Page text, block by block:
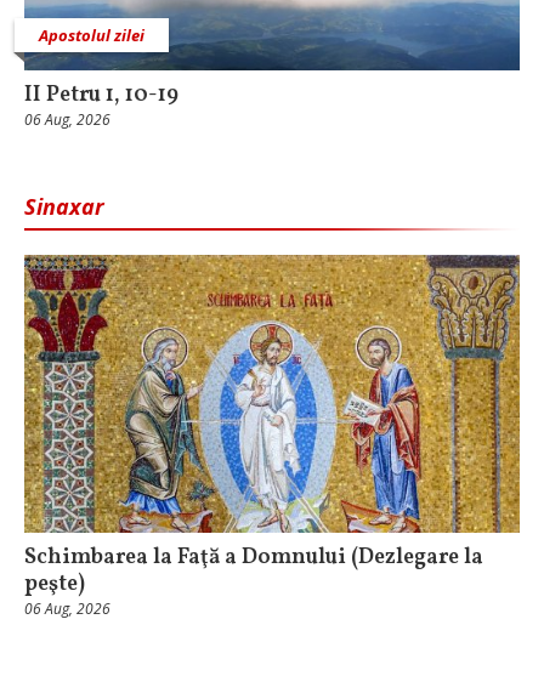
Apostolul zilei
II Petru 1, 10-19
06 Aug, 2026
Sinaxar
Schimbarea la Faţă a Domnului (Dezlegare la
peşte)
06 Aug, 2026